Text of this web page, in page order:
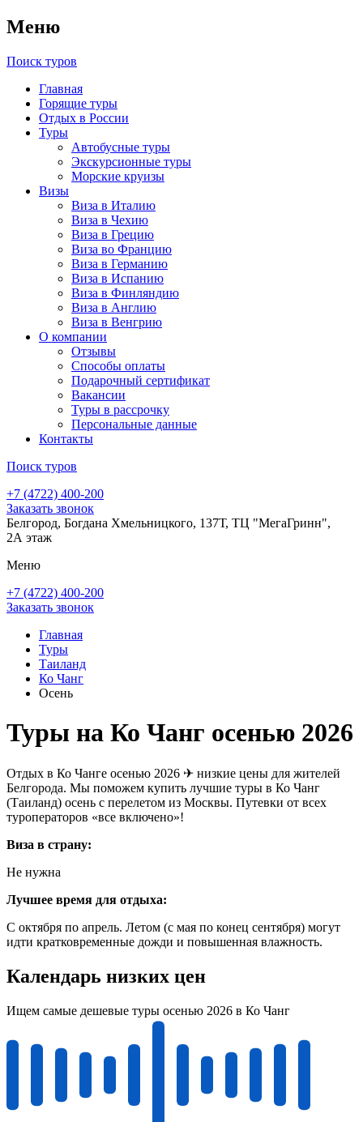
Меню
Поиск туров
Главная
Горящие туры
Отдых в России
Туры
Автобусные туры
Экскурсионные туры
Морские круизы
Визы
Виза в Италию
Виза в Чехию
Виза в Грецию
Виза во Францию
Виза в Германию
Виза в Испанию
Виза в Финляндию
Виза в Англию
Виза в Венгрию
О компании
Отзывы
Способы оплаты
Подарочный сертификат
Вакансии
Туры в рассрочку
Персональные данные
Контакты
Поиск туров
+7 (4722) 400-200
Заказать звонок
Белгород, Богдана Хмельницкого, 137Т, ТЦ "МегаГринн",
2А этаж
Меню
+7 (4722) 400-200
Заказать звонок
Главная
Туры
Таиланд
Ко Чанг
Осень
Туры на Ко Чанг осенью 2026
Отдых в Ко Чанге осенью 2026 ✈ низкие цены для жителей
Белгорода. Мы поможем купить лучшие туры в Ко Чанг
(Таиланд) осень с перелетом из Москвы. Путевки от всех
туроператоров «все включено»!
Виза в страну:
Не нужна
Лучшее время для отдыха:
С октября по апрель. Летом (с мая по конец сентября) могут
идти кратковременные дожди и повышенная влажность.
Календарь низких цен
Ищем самые дешевые туры осенью 2026 в Ко Чанг